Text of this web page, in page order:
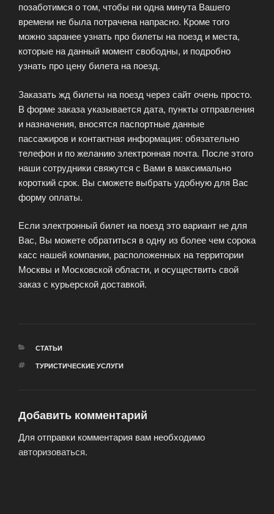
позаботимся о том, чтобы ни одна минута Вашего
времени не была потрачена напрасно. Кроме того
можно заранее узнать про билеты на поезд и места,
которые на данный момент свободны, и подробно
узнать про цену билета на поезд.
Заказать жд билеты на поезд через сайт очень просто.
В форме заказа указывается дата, пункты отправления
и назначения, вносятся паспортные данные
пассажиров и контактная информация: обязательно
телефон и по желанию электронная почта. После этого
наши сотрудники свяжутся с Вами в максимально
короткий срок. Вы сможете выбрать удобную для Вас
форму оплаты.
Если электронный билет на поезд это вариант не для
Вас, Вы можете обратиться в одну из более чем сорока
касс нашей компании, расположенных на территории
Москвы и Московской области, и осуществить свой
заказ с курьерской доставкой.
РУБРИКИ
СТАТЬИ
МЕТКИ
ТУРИСТИЧЕСКИЕ УСЛУГИ
Добавить комментарий
Для отправки комментария вам необходимо
авторизоваться.